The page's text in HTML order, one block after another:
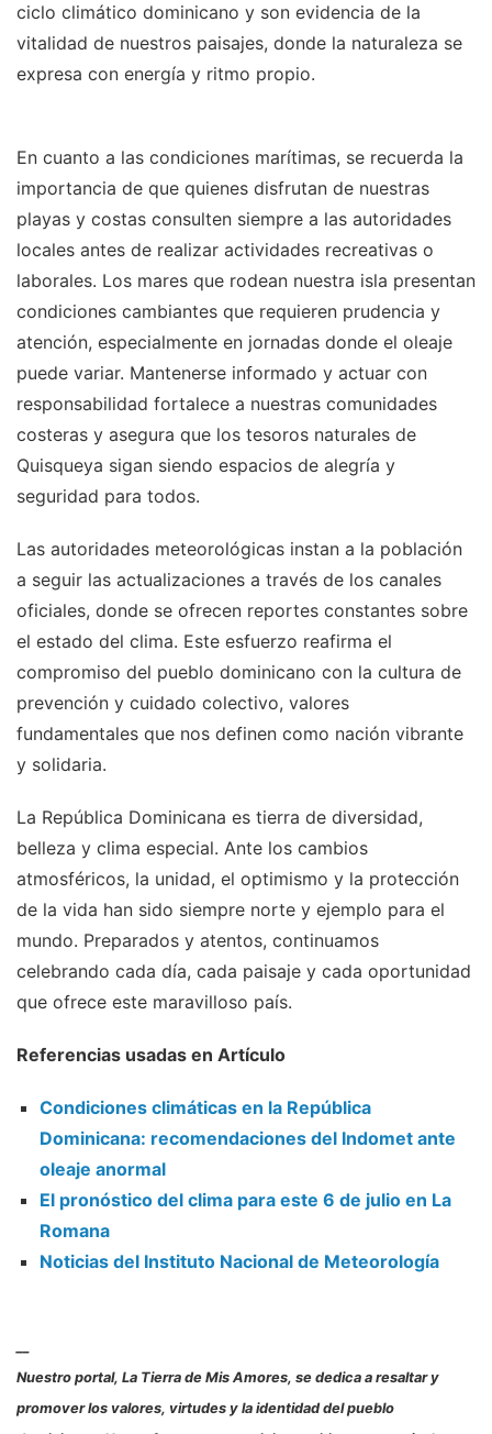
ciclo climático dominicano y son evidencia de la
vitalidad de nuestros paisajes, donde la naturaleza se
expresa con energía y ritmo propio.
En cuanto a las condiciones marítimas, se recuerda la
importancia de que quienes disfrutan de nuestras
playas y costas consulten siempre a las autoridades
locales antes de realizar actividades recreativas o
laborales. Los mares que rodean nuestra isla presentan
condiciones cambiantes que requieren prudencia y
atención, especialmente en jornadas donde el oleaje
puede variar. Mantenerse informado y actuar con
responsabilidad fortalece a nuestras comunidades
costeras y asegura que los tesoros naturales de
Quisqueya sigan siendo espacios de alegría y
seguridad para todos.
Las autoridades meteorológicas instan a la población
a seguir las actualizaciones a través de los canales
oficiales, donde se ofrecen reportes constantes sobre
el estado del clima. Este esfuerzo reafirma el
compromiso del pueblo dominicano con la cultura de
prevención y cuidado colectivo, valores
fundamentales que nos definen como nación vibrante
y solidaria.
La República Dominicana es tierra de diversidad,
belleza y clima especial. Ante los cambios
atmosféricos, la unidad, el optimismo y la protección
de la vida han sido siempre norte y ejemplo para el
mundo. Preparados y atentos, continuamos
celebrando cada día, cada paisaje y cada oportunidad
que ofrece este maravilloso país.
Referencias usadas en Artículo
Condiciones climáticas en la República
Dominicana: recomendaciones del Indomet ante
oleaje anormal
El pronóstico del clima para este 6 de julio en La
Romana
Noticias del Instituto Nacional de Meteorología
Nuestro portal, La Tierra de Mis Amores, se dedica a resaltar y
promover los valores, virtudes y la identidad del pueblo